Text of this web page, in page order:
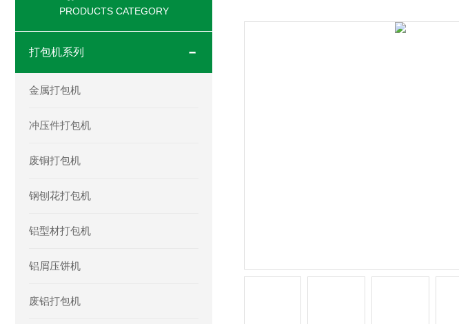
PRODUCTS CATEGORY
打包机系列
金属打包机
冲压件打包机
废铜打包机
钢刨花打包机
铝型材打包机
铝屑压饼机
废铝打包机